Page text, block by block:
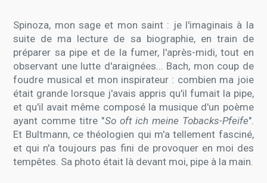
Spinoza, mon sage et mon saint : je l'imaginais à la
suite de ma lecture de sa biographie, en train de
préparer sa pipe et de la fumer, l'après-midi, tout en
observant une lutte d'araignées... Bach, mon coup de
foudre musical et mon inspirateur : combien ma joie
était grande lorsque j'avais appris qu'il fumait la pipe,
et qu'il avait même composé la musique d'un poème
ayant comme titre "So oft ich meine Tobacks-Pfeife".
Et Bultmann, ce théologien qui m'a tellement fasciné,
et qui n'a toujours pas fini de provoquer en moi des
tempêtes. Sa photo était là devant moi, pipe à la main.